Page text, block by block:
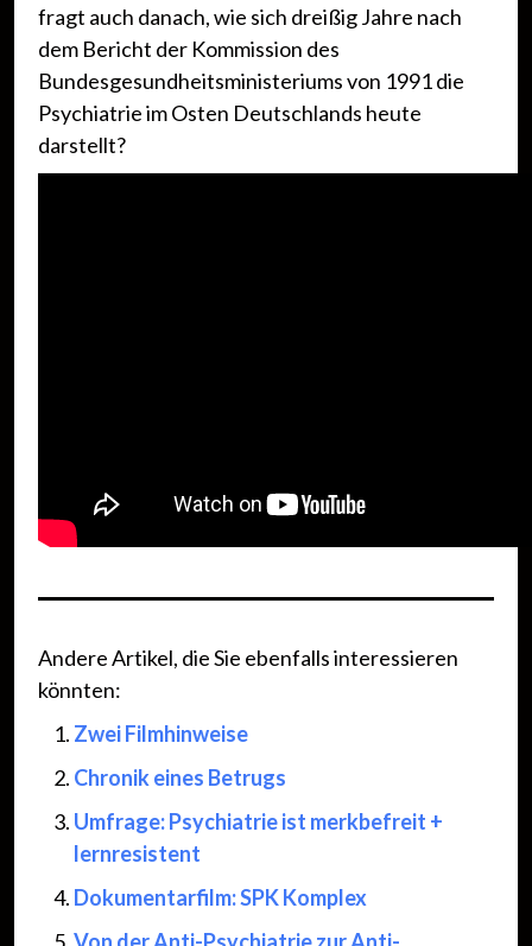
fragt auch danach, wie sich dreißig Jahre nach
dem Bericht der Kommission des
Bundesgesundheitsministeriums von 1991 die
Psychiatrie im Osten Deutschlands heute
darstellt?
Andere Artikel, die Sie ebenfalls interessieren
könnten:
Zwei Filmhinweise
Chronik eines Betrugs
Umfrage: Psychiatrie ist merkbefreit +
lernresistent
Dokumentarfilm: SPK Komplex